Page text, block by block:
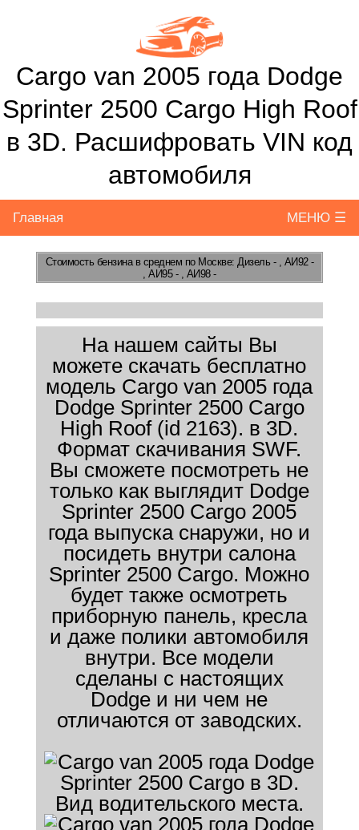
Cargo van 2005 года Dodge
Sprinter 2500 Cargo High Roof
в 3D. Расшифровать VIN код
автомобиля
Главная МЕНЮ ☰
Стоимость бензинав среднем по Москве: Дизель - , АИ92 -
, АИ95 - , АИ98 -
На нашем сайты Вы
можете скачать бесплатно
модель Cargo van 2005 года
Dodge Sprinter 2500 Cargo
High Roof (id 2163). в 3D.
Формат скачивания SWF.
Вы сможете посмотреть не
только как выглядит Dodge
Sprinter 2500 Cargo 2005
года выпуска снаружи, но и
посидеть внутри салона
Sprinter 2500 Cargo. Можно
будет также осмотреть
приборную панель, кресла
и даже полики автомобиля
внутри. Все модели
сделаны с настоящих
Dodge и ни чем не
отличаются от заводских.